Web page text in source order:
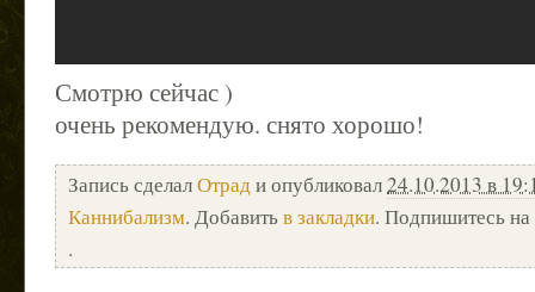
Смотрю сейчас )
очень рекомендую. снято хорошо!
Запись сделалОтради опубликовал24.10.2013 в
Каннибализм. Добавитьв закладки. Подпишитесь
.